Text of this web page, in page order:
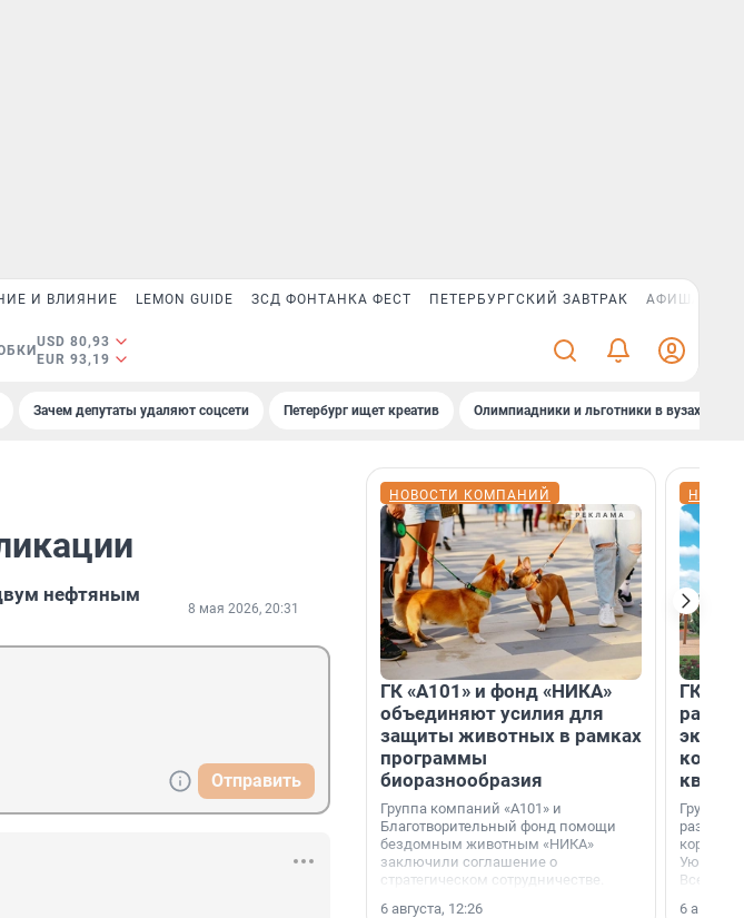
И ВЛИЯНИЕ LEMON GUIDE ЗСД ФОНТАНКА ФЕСТ ПЕТЕРБУРГСКИЙ ЗАВТРАК АФИША PLUS
USD 80,93
EUR 93,19
Зачем депутаты удаляют соцсети Петербург ищет креатив Олимпиадники и льготники в вузах СПб
нефтяным
8 мая 2026, 20:31
Отправить
НОВОСТИ КОМПАНИЙ
ГК «А101» и фонд «НИКА»
объединяют усилия для
защиты животных в рамках
программы
биоразнообразия
Группа компаний «А101» и
Благотворительный фонд помощи
бездомным животным «НИКА»
заключили соглашение о
стратегическом сотрудничестве.
6 августа, 12:26
ГК
Группа
корпуса
Уютный
6